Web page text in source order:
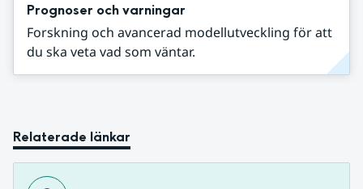
Prognoser och varningar
Forskning och avancerad modellutveckling för att
du ska veta vad som väntar.
Relaterade länkar